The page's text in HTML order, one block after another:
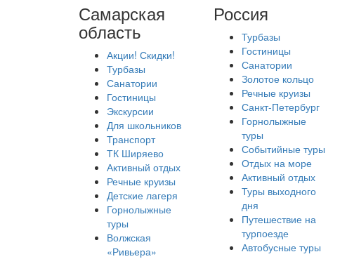
Самарская
область
Акции! Скидки!
Турбазы
Санатории
Гостиницы
Экскурсии
Для школьников
Транспорт
ТК Ширяево
Активный отдых
Речные круизы
Детские лагеря
Горнолыжные
туры
Волжская
«Ривьера»
Россия
Турбазы
Гостиницы
Санатории
Золотое кольцо
Речные круизы
Санкт-Петербург
Горнолыжные
туры
Событийные туры
Отдых на море
Активный отдых
Туры выходного
дня
Путешествие на
турпоезде
Автобусные туры